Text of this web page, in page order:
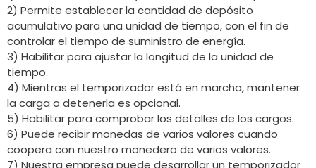
2) Permite establecer la cantidad de depósito
acumulativo para una unidad de tiempo, con el fin de
controlar el tiempo de suministro de energía.
3) Habilitar para ajustar la longitud de la unidad de
tiempo.
4) Mientras el temporizador está en marcha, mantener
la carga o detenerla es opcional.
5) Habilitar para comprobar los detalles de los cargos.
6) Puede recibir monedas de varios valores cuando
coopera con nuestro monedero de varios valores.
7) Nuestra empresa puede desarrollar un temporizador